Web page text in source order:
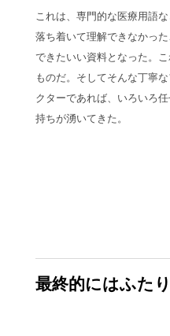
これは、専門的な医療用語
落ち着いて理解できなかっ
できたいい資料となった。
ものだ。そしてそんな丁寧
クターであれば、いろいろ
持ちが湧いてきた。
最終的にはふた